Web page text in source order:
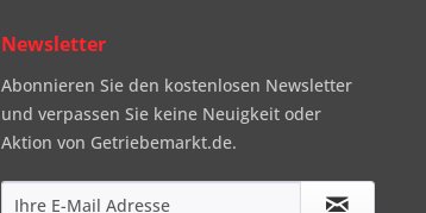
Newsletter
Abonnieren Sie den kostenlosen Newsletter
und verpassen Sie keine Neuigkeit oder
Aktion von Getriebemarkt.de.